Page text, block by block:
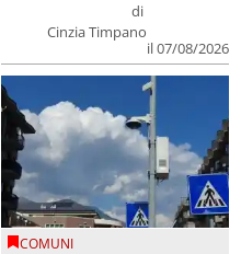
di
Cinzia Timpano
il 07/08/2026
COMUNI